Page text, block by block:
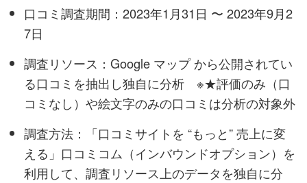
口コミ調査期間：2023年1月31日 〜 2023年9月2
7日
調査リソース：Google マップ から公開されてい
る口コミを抽出し独自に分析 ※★評価のみ（口
コミなし）や絵文字のみの口コミは分析の対象外
調査方法：「口コミサイトを “もっと” 売上に変
える」口コミコム（インバウンドオプション）を
利用して、調査リソース上のデータを独自に分